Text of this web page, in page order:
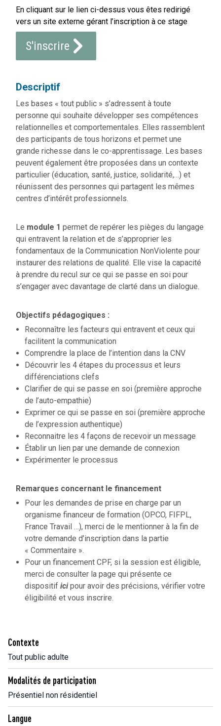
Contexte
Tout public adulte
Modalités de participation
Présentiel non résidentiel
Langue
En cliquant sur le lien ci-dessus vous êtes redirigé
vers un site externe gérant l’inscription à ce stage
S'inscrire
Descriptif
Les bases « tout public » s’adressent à toute
personne qui souhaite développer ses compétences
relationnelles et comportementales. Elles rassemblent
des participants de tous horizons et permet une
grande richesse dans le co-apprentissage. Les bases
peuvent également être proposées dans un contexte
particulier (éducation, santé, justice, solidarité,…) et
réunissent des personnes qui partagent les mêmes
centres d’intérêt professionnels.
Le module 1 permet de repérer les pièges du langage
qui entravent la relation et de s’approprier les
fondamentaux de la Communication NonViolente pour
instaurer des relations de qualité. Elle vise la capacité
à prendre du recul sur ce qui se passe en soi pour
s’engager avec davantage de clarté dans un dialogue.
Objectifs pédagogiques :
Reconnaître les facteurs qui entravent et ceux qui
facilitent la communication
Comprendre la place de l’intention dans la CNV
Découvrir les 4 étapes du processus et leurs
différenciations clefs
Clarifier de qui se passe en soi (première approche
de l’auto-empathie)
Exprimer ce qui se passe en soi (première approche
de l’expression authentique)
Reconnaitre les 4 façons de recevoir un message
Établir un lien par une demande de connexion
Expérimenter le processus
Remarques concernant le financement
Pour les demandes de prise en charge par un
organisme financeur de formation (OPCO, FIFPL,
France Travail …), merci de le mentionner à la fin de
votre demande d’inscription dans la partie
« Commentaire ».
Pour un financement CPF, si la session est éligible,
merci de consulter la page qui présente ce
dispositif icipour avoir des précisions, vérifier votre
éligibilité et vous inscrire.